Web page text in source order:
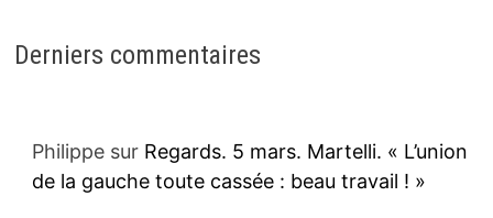
Derniers commentaires
Philippesur Regards. 5 mars. Martelli. « L’union
de la gauche toute cassée : beau travail ! »